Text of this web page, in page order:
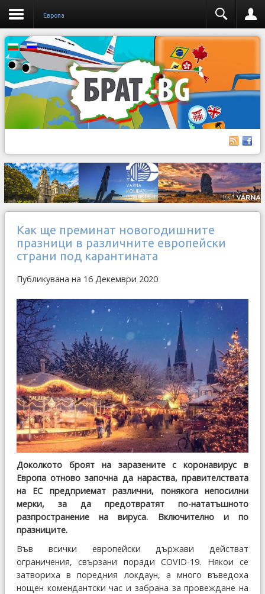
Европа
Как ще преминат новогодишните
празници в различните европейски
страни под карантината
Публикувана на 16 Декември 2020
Доколкото броят на заразените с коронавирус в
Европа отново започна да нараства, правителствата
на ЕС предприемат различни, понякога непосилни
мерки, за да предотвратят по-нататъшното
разпространение на вируса. Включително и по
празниците.
Във всички европейски държави действат
ограничения, свързани поради COVID-19. Някои се
затвориха в поредния локдаун, а много въведоха
нощен комендантски час и забрана за провеждане на